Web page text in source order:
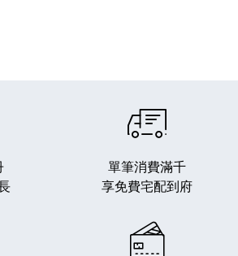
單筆消費滿千
享免費宅配到府